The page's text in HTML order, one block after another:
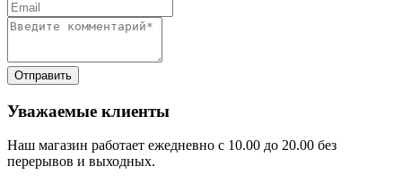
Уважаемые клиенты
Наш магазин работает ежедневно с 10.00 до 20.00 без
перерывов и выходных.